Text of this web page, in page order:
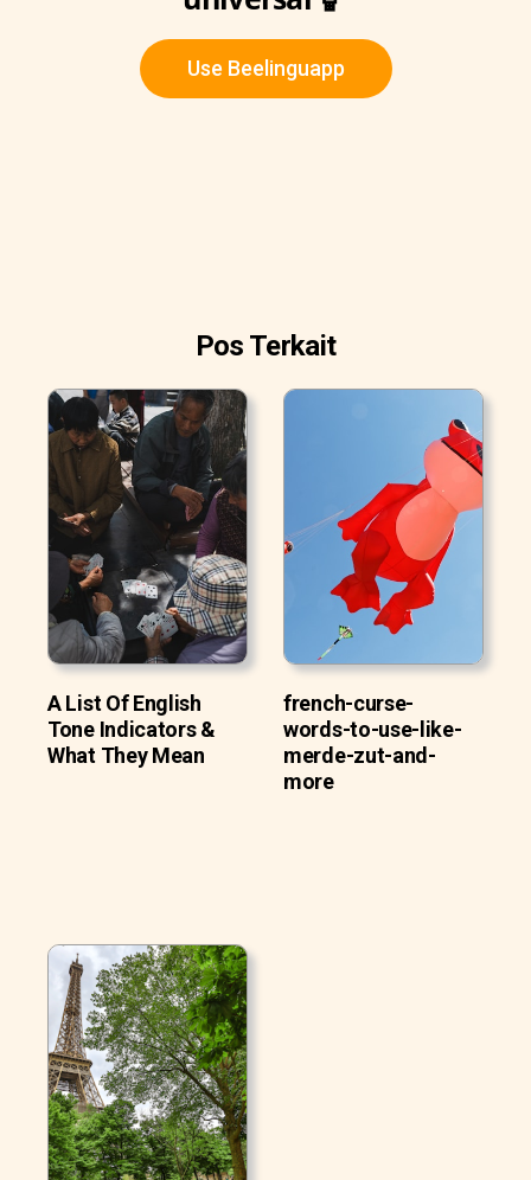
Use Beelinguapp
Pos Terkait
A List Of English
Tone Indicators &
What They Mean
french-curse-
words-to-use-like-
merde-zut-and-
more